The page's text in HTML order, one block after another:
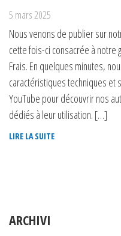
5 mars 2025
Nous venons de publier sur
cette fois-ci consacrée à notre
Frais. En quelques minutes,
caractéristiques techniques et
YouTube pour découvrir nos
dédiés à leur utilisation. […]
LIRE LA SUITE
ARCHIVI